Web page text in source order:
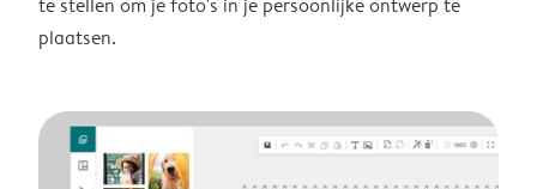
te stellen om je foto's in je persoonlijke ontwerp te
plaatsen.